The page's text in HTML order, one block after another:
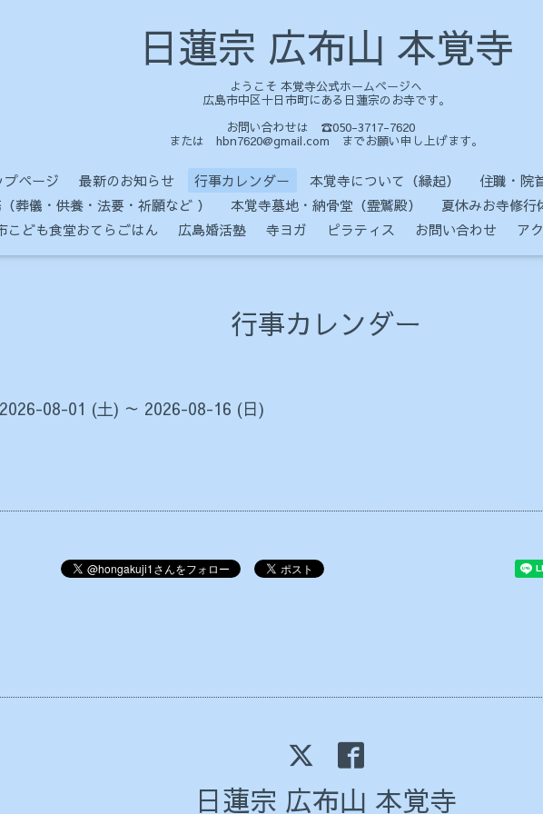
日蓮宗 広布山 本覚寺
ようこそ 本覚寺公式ホームページへ
広島市中区十日市町にある日蓮宗のお寺です。
お問い合わせは ☎050-3717-7620
または hbn7620@gmail.com までお願い申し上げます。
プページ 最新のお知らせ 行事カレンダー 本覚寺について（縁起） 住職・院
葬儀・供養・法要・祈願など ）
本覚寺墓地・納骨堂（霊鷲殿） 夏休みお寺修行
こども食堂おてらごはん
広島婚活塾 寺ヨガ ピラティス お問い合わせ ア
行事カレンダー
2026-08-01 (土) ～ 2026-08-16 (日)
日蓮宗 広布山 本覚寺